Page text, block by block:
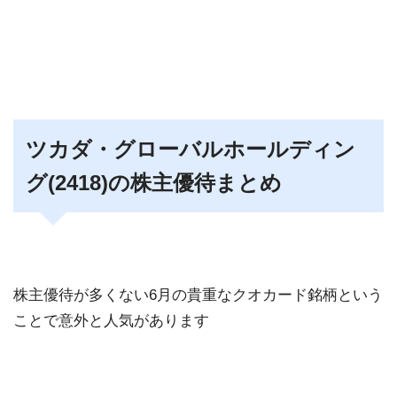
ツカダ・グローバルホールディン
グ(2418)の株主優待まとめ
株主優待が多くない6月の貴重なクオカード銘柄という
ことで意外と人気があります